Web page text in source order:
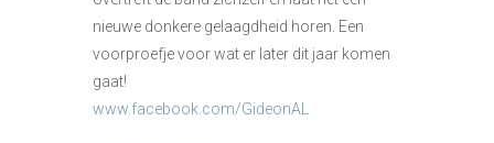
nieuwe donkere gelaagdheid horen. Een
voorproefje voor wat er later dit jaar komen
gaat!
www.facebook.com/GideonAL